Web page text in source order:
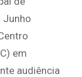
em
audiência